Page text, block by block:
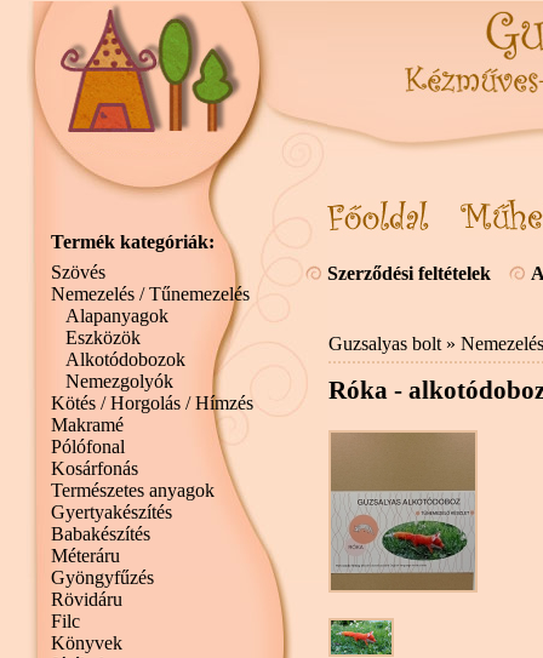
Szerződési feltételek
Guzsalyas bolt »
Róka -
Termék kategóriák:
Szövés
Nemezelés / Tűnemezelés
Alapanyagok
Eszközök
Alkotódobozok
Nemezgolyók
Kötés / Horgolás / Hímzés
Makramé
Pólófonal
Kosárfonás
Természetes anyagok
Gyertyakészítés
Babakészítés
Méteráru
Gyöngyfűzés
Rövidáru
Filc
Könyvek